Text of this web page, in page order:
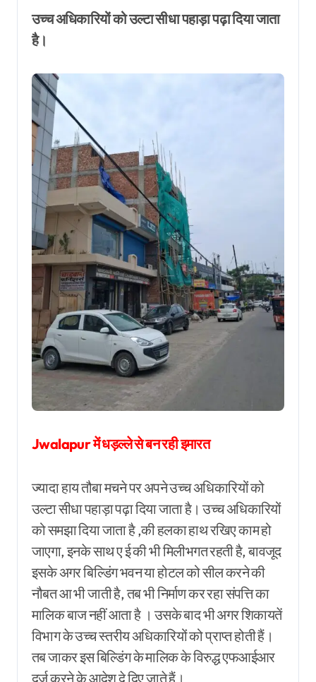
उच्च अधिकारियों को उल्टा सीधा पहाड़ा पढ़ा दिया जाता
है।
Jwalapur में धड़ल्ले से बन रही इमारत
ज्यादा हाय तौबा मचने पर अपने उच्च अधिकारियों को
उल्टा सीधा पहाड़ा पढ़ा दिया जाता है। उच्च अधिकारियों
को समझा दिया जाता है ,की हलका हाथ रखिए काम हो
जाएगा, इनके साथ ए ई की भी मिलीभगत रहती है, बावजूद
इसके अगर बिल्डिंग भवन या होटल को सील करने की
नौबत आ भी जाती है, तब भी निर्माण कर रहा संपत्ति का
मालिक बाज नहीं आता है । उसके बाद भी अगर शिकायतें
विभाग के उच्च स्तरीय अधिकारियों को प्राप्त होती हैं।
तब जाकर इस बिल्डिंग के मालिक के विरुद्ध एफआईआर
दर्ज करने के आदेश दे दिए जाते हैं।